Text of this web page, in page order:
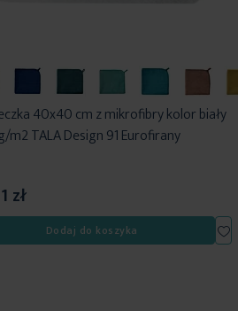
40x40 cm z mikrofibry kolor biały
m2 TALA Design 91 Eurofirany
zł
Dodaj do koszyka
do